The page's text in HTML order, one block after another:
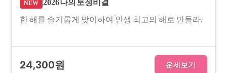
NEW 2026 나의 토정비결
한 해를 슬기롭게 맞이하여 인생 최고의 해로 만들라.
24,300원 운세보기